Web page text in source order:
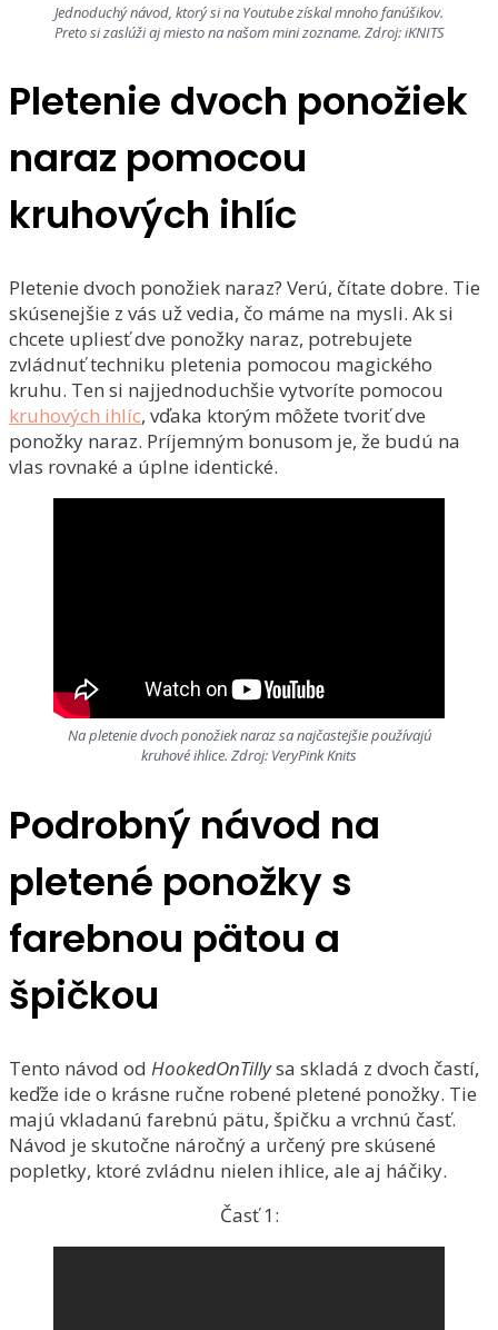
Jednoduchý návod, ktorý si na Youtube získal mnoho fanúšikov.
Preto si zaslúži aj miesto na našom mini zozname. Zdroj: iKNITS
Pletenie dvoch ponožiek
naraz pomocou
kruhových ihlíc
Pletenie dvoch ponožiek naraz? Verú, čítate dobre. Tie
skúsenejšie z vás už vedia, čo máme na mysli. Ak si
chcete upliesť dve ponožky naraz, potrebujete
zvládnuť techniku pletenia pomocou magického
kruhu. Ten si najjednoduchšie vytvoríte pomocou
kruhových ihlíc, vďaka ktorým môžete tvoriť dve
ponožky naraz. Príjemným bonusom je, že budú na
vlas rovnaké a úplne identické.
Na pletenie dvoch ponožiek naraz sa najčastejšie používajú
kruhové ihlice. Zdroj: VeryPink Knits
Podrobný návod na
pletené ponožky s
farebnou pätou a
špičkou
Tento návod od HookedOnTillysa skladá z dvoch častí,
keďže ide o krásne ručne robené pletené ponožky. Tie
majú vkladanú farebnú pätu, špičku a vrchnú časť.
Návod je skutočne náročný a určený pre skúsené
popletky, ktoré zvládnu nielen ihlice, ale aj háčiky.
Časť 1: